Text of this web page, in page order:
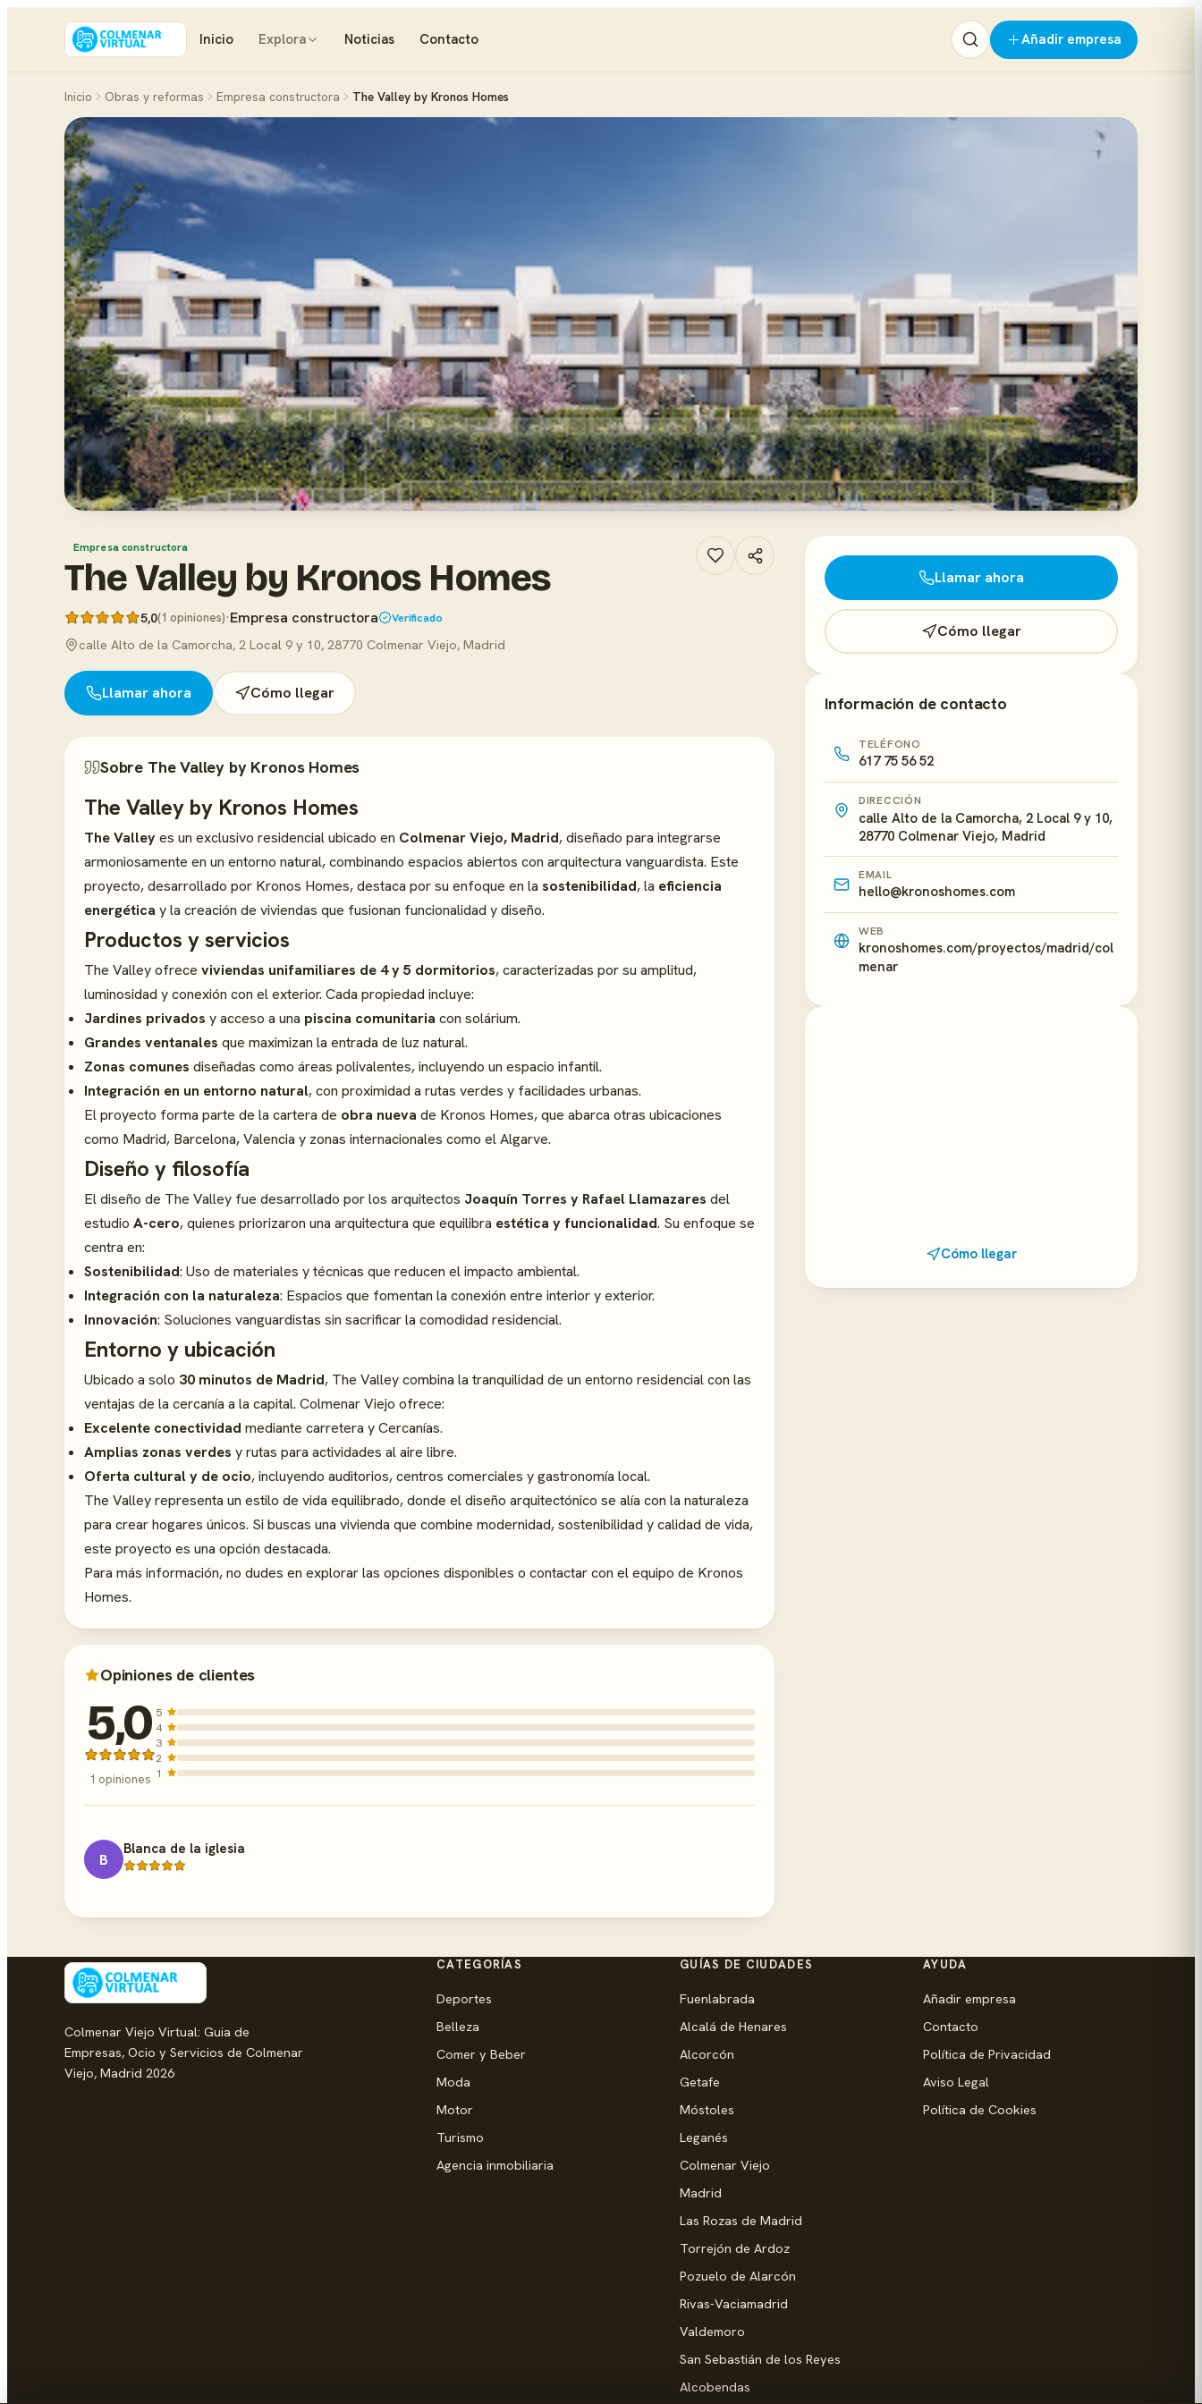
Inicio Explora Noticias Contacto Añadir empresa
Inicio Obras y reformas Empresa constructora The Valley by Kronos Homes
Empresa constructora
The Valley by Kronos Homes
5,0(1 opiniones)·Empresa constructora Verificado
calle Alto de la Camorcha, 2 Local 9 y 10, 28770 Colmenar Viejo, Madrid
Llamar ahora Cómo llegar
Sobre The Valley by Kronos Homes
The Valley by Kronos Homes
The Valleyes un exclusivo residencial ubicado en Colmenar Viejo, Madrid, diseñado para integrarse
armoniosamente en un entorno natural, combinando espacios abiertos con arquitectura vanguardista. Este
proyecto, desarrollado por Kronos Homes, destaca por su enfoque en la sostenibilidad, la eficiencia
energética y la creación de viviendas que fusionan funcionalidad y diseño.
Productos y servicios
The Valley ofrece viviendas unifamiliares de 4 y 5 dormitorios, caracterizadas por su amplitud,
luminosidad y conexión con el exterior. Cada propiedad incluye:
Jardines privados y acceso a una piscina comunitaria con solárium.
Grandes ventanales que maximizan la entrada de luz natural.
Zonas comunes diseñadas como áreas polivalentes, incluyendo un espacio infantil.
Integración en un entorno natural, con proximidad a rutas verdes y facilidades urbanas.
El proyecto forma parte de la cartera de obra nueva de Kronos Homes, que abarca otras ubicaciones
como Madrid, Barcelona, Valencia y zonas internacionales como el Algarve.
Diseño y filosofía
El diseño de The Valley fue desarrollado por los arquitectos Joaquín Torres y Rafael Llamazares del
estudio A-cero, quienes priorizaron una arquitectura que equilibra estética y funcionalidad. Su enfoque se
centra en:
Sostenibilidad: Uso de materiales y técnicas que reducen el impacto ambiental.
Integración con la naturaleza: Espacios que fomentan la conexión entre interior y exterior.
Innovación: Soluciones vanguardistas sin sacrificar la comodidad residencial.
Entorno y ubicación
Ubicado a solo 30 minutos de Madrid, The Valley combina la tranquilidad de un entorno residencial con las
ventajas de la cercanía a la capital. Colmenar Viejo ofrece:
Excelente conectividad mediante carretera y Cercanías.
Amplias zonas verdes y rutas para actividades al aire libre.
Oferta cultural y de ocio, incluyendo auditorios, centros comerciales y gastronomía local.
The Valley representa un estilo de vida equilibrado, donde el diseño arquitectónico se alía con la naturaleza
para crear hogares únicos. Si buscas una vivienda que combine modernidad, sostenibilidad y calidad de vida,
este proyecto es una opción destacada.
Para más información, no dudes en explorar las opciones disponibles o contactar con el equipo de Kronos
Homes.
Opiniones de clientes
5,0
1 opiniones
5
4
3
2
1
B
Blanca de la iglesia
Llamar ahora
Cómo llegar
Información de contacto
TELÉFONO
617 75 56 52
DIRECCIÓN
calle Alto de la Camorcha, 2 Local 9 y 10,
28770 Colmenar Viejo, Madrid
EMAIL
hello@kronoshomes.com
WEB
kronoshomes.com/proyectos/madrid/col
menar
Cómo llegar
Colmenar Viejo Virtual: Guia de
Empresas, Ocio y Servicios de Colmenar
Viejo, Madrid 2026
CATEGORÍAS
Deportes
Belleza
Comer y Beber
Moda
Motor
Turismo
Agencia inmobiliaria
GUÍAS DE CIUDADES
Fuenlabrada
Alcalá de Henares
Alcorcón
Getafe
Móstoles
Leganés
Colmenar Viejo
Madrid
Las Rozas de Madrid
Torrejón de Ardoz
Pozuelo de Alarcón
Rivas-Vaciamadrid
Valdemoro
San Sebastián de los Reyes
Alcobendas
AYUDA
Añadir empresa
Contacto
Política de Privacidad
Aviso Legal
Política de Cookies